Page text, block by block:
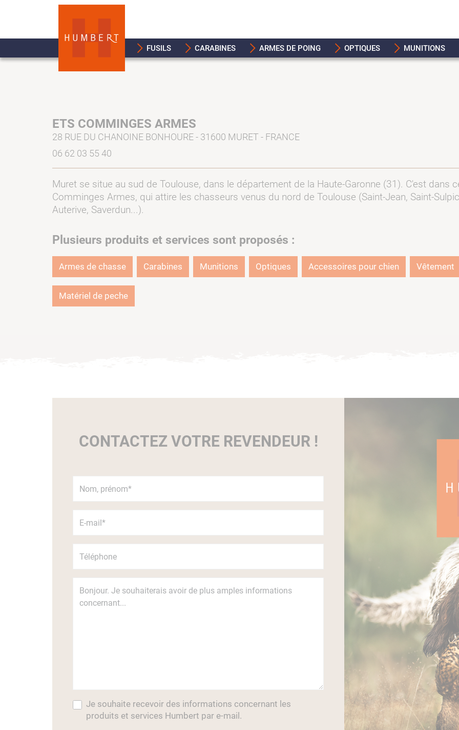
FUSILS CARABINES ARMES DE POING OPTIQUES MUNITIONS
ETS COMMINGES ARMES
28 RUE DU CHANOINE BONHOURE - 31600 MURET - FRANCE
06 62 03 55 40
Muret se situe au sud de Toulouse, dans le département de la Haute-Garonne (31). C'est dans
Comminges Armes, qui attire les chasseurs venus du nord de Toulouse (Saint-Jean, Saint-
Auterive, Saverdun...).
Plusieurs produits et services sont proposés :
Armes de chasse Carabines Munitions Optiques Accessoires pour chien Vêtement
Matériel de peche
CONTACTEZ VOTRE REVENDEUR !
Je souhaite recevoir des informations concernant les
produits et services Humbert par e-mail.